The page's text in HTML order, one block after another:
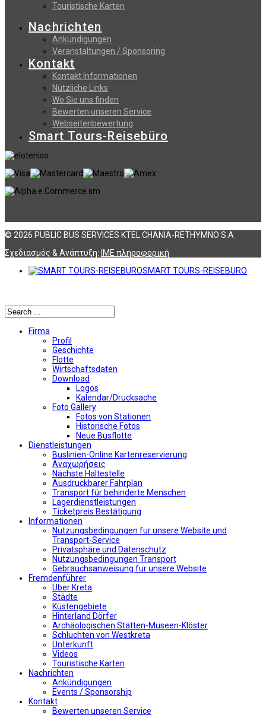
Touristische Karten
Nachrichten
Ankündigungen
Veranstaltungen / Sponsoring
Kontakt
Kontakt Informationen
Nützliche Links
Wo Sie uns finden
Bewerten unseren Service
Webseitenbewertung
Smart Tours-Reisebüro
© 2026 PUBLIC BUS SERVICES KTEL CHANIA-RETHYMNO S.A
Σχεδιασμός & Ανάπτυξη: ΙΜΕ πληροφορική
SMART TOURS-REISEBURO
Firma
Profil
Geschichte
Flotte
Wirtschaftsdaten
Download
Logos
Kalendar/Drucksache
Foto Gallery
Fotos von Stationen
Historische Fotos
Neue Busflotte
Dienstleistungen
Buslinien-Online Kartenreservierung
Αναχωρήσεις
Nächste Haltestelle
Αusdruckbarer Fahrplan
Transport für behinderte Menschen
Lagerdienstleistungen
Ticketpreis Bestätigung
Informationen
Nutzungsbedingungen fur unsere Website und
Transport-Service
Privatsphäre und Datenschutz
Nutzungsbedingungen Transport
Gebrauchsanweisung fur unsere Website
Fremdenführer
Uber Kreta
Städte
Küstengebiete
Hinterland Dörfer
Archäologischen Stätten-Museen-Klöster
Schluchten von Westkreta
Unterkunft
Videos
Touristische Karten
Nachrichten
Ankündigungen
Events / Sponsorship
Kontakt
Bewerten unseren Service